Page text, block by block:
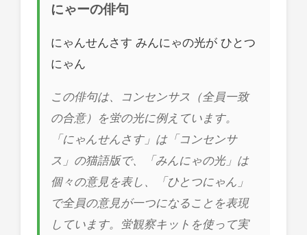
にゃーの俳句
にゃんせんさす みんにゃの光が ひとつ
にゃん
この俳句は、コンセンサス（全員一致
の合意）を蛍の光に例えています。
「にゃんせんさす」は「コンセンサ
ス」の猫語版で、「みんにゃの光」は
個々の意見を表し、「ひとつにゃん」
で全員の意見が一つになることを表現
しています。蛍観察キットを使って実